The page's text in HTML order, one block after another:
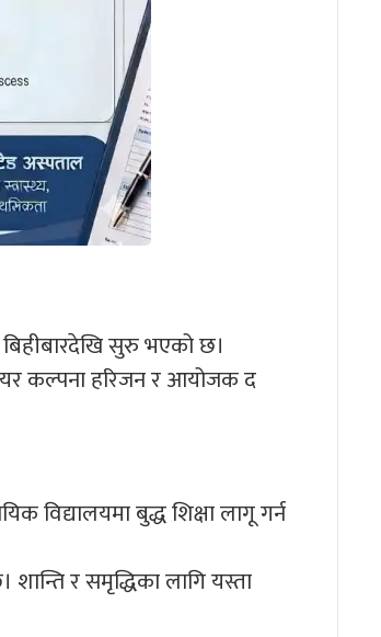
बिहीबारदेखि सुरु भएको छ।
कल्पना हरिजन र आयोजक द
विद्यालयमा बुद्ध शिक्षा लागू गर्न
र समृद्धिका लागि यस्ता